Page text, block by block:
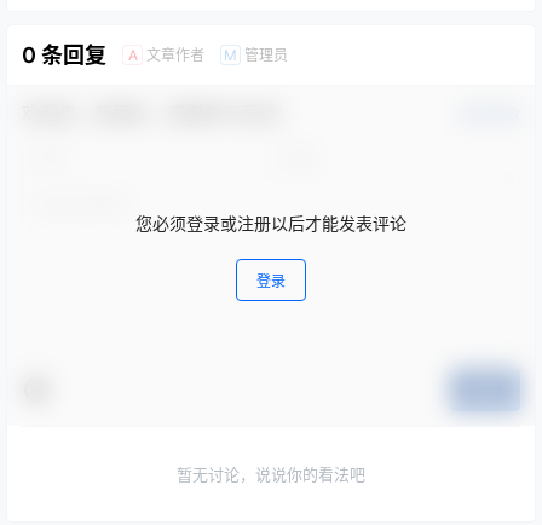
0 条回复 A 文章作者 M 管理员
您必须登录或注册以后才能发表评论
登录
暂无讨论，说说你的看法吧